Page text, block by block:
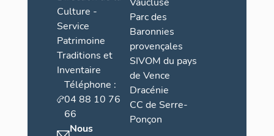
Culture -
Service
Patrimoine
Traditions et
Inventaire
Téléphone :
04 88 10 76
66
Nous
Parc des
Baronnies
provençales
SIVOM du pays
de Vence
Dracénie
CC de Serre-
Ponçon